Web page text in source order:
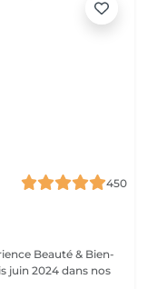
450
juin 2024 dans nos